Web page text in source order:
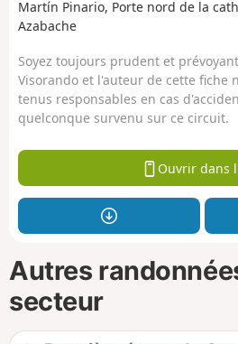
Martín Pinario, Porte nord de la
Azabache
Soyez toujours prudent et
Visorando et l'auteur de cette fiche
tenus responsables en cas
quelconque survenu sur ce circuit.
Ouvrir dans
Autres
secteur